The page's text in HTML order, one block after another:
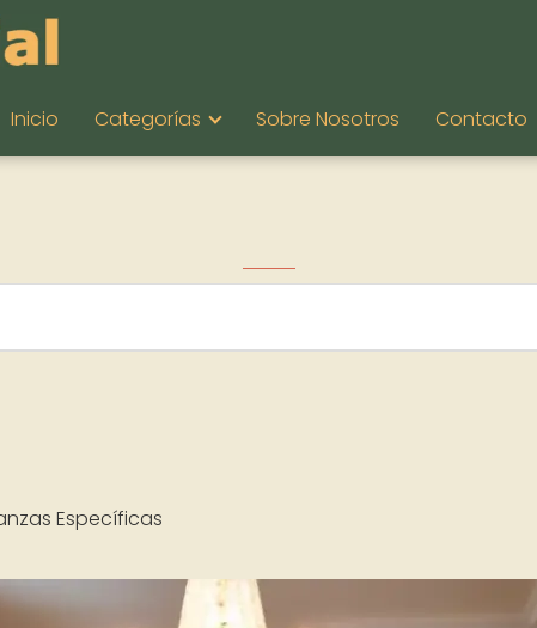
Inicio Categorías Sobre Nosotros Contacto
Específicas